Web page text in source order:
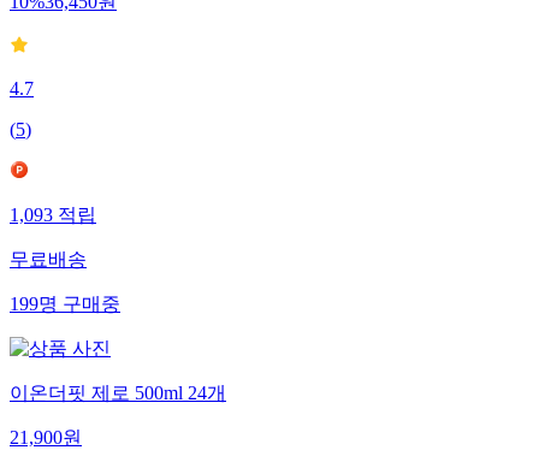
10%36,450원
4.7
(5)
1,093적립
무료배송
199명구매중
이온더핏 제로 500ml 24개
21,900원